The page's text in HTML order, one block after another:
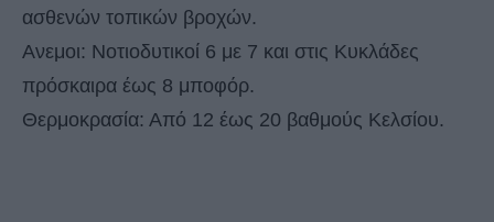
ασθενών τοπικών βροχών.
Ανεμοι: Νοτιοδυτικοί 6 με 7 και στις Κυκλάδες
πρόσκαιρα έως 8 μποφόρ.
Θερμοκρασία: Από 12 έως 20 βαθμούς Κελσίου.